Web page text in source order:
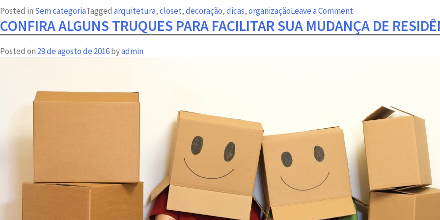
Posted in Sem categoriaTagged arquitetura,closet,decoração,dicas,organizaçãoLeave a Comment
Closet
organizado
CONFIRA ALGUNS TRUQUES PARA FACILITAR SUA MUDANÇA DE
Posted on 29 de agosto de 2016byadmin